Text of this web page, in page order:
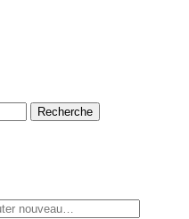
Recherche